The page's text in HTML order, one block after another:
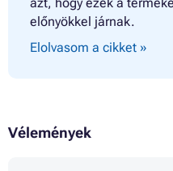
előnyökkel járnak.
Elolvasom a cikket »
Vélemények